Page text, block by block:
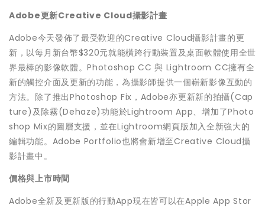
Adobe更新Creative Cloud攝影計畫
Adobe今天發佈了最受歡迎的Creative Cloud攝影計畫的更
新，以每月新台幣$320元就能橫跨行動裝置及桌面軟體使用全世
界最棒的影像軟體。Photoshop CC 與 Lightroom CC擁有全
新的觸控介面及更新的功能，為攝影師提供一個嶄新影像互動的
方法。除了推出Photoshop Fix，Adobe亦更新新的拍攝(Cap
ture)及除霧(Dehaze)功能於Lightroom App、增加了Photo
shop Mix的圖層支援，並在Lightroom網頁版加入全新強大的
編輯功能。Adobe Portfolio也將會新增至Creative Cloud攝
影計畫中。
價格與上市時間
Adobe全新及更新版的行動App現在皆可以在Apple App Stor